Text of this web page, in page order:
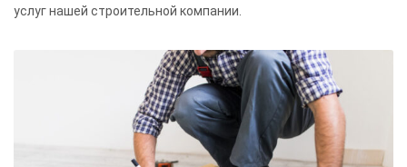
услуг нашей строительной компании.